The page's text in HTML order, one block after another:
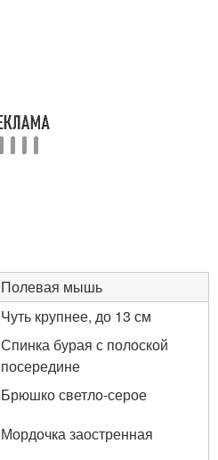
Полевая мышь
Чуть крупнее, до 13 см
Спинка бурая с полоской
посередине
Брюшко светло-серое
Мордочка заостренная